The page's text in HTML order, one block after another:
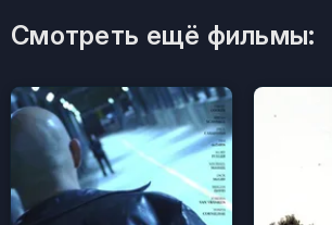
Смотреть ещё фильмы: